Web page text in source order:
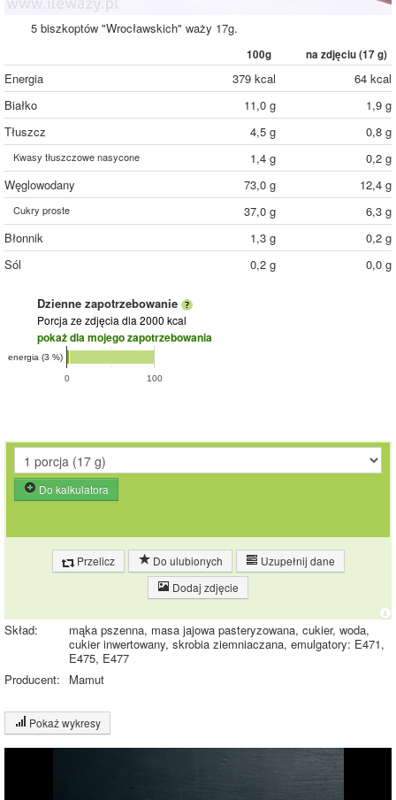
5 biszkoptów "Wrocławskich" waży 17g.
100g na zdjęciu (17g)
Energia 379 kcal
64 kcal
Białko
11,0 g
1,9 g
Tłuszcz
4,5 g 0,8 g
Kwasy tłuszczowe nasycone 1,4 g
0,2 g
Węglowodany
73,0 g 12,4 g
Cukry proste 37,0 g
6,3 g
Błonnik
1,3 g
0,2 g
Sól
0,2 g 0,0 g
Dzienne zapotrzebowanie
Porcja ze zdjęcia dla 2000 kcal
pokaż dla mojego zapotrzebowania
0 100
energia (3 %)
Do kalkulatora
Przelicz Do ulubionych
Uzupełnij dane
Dodaj zdjęcie
Skład:
mąka pszenna, masa jajowa pasteryzowana, cukier, woda,
cukier inwertowany, skrobia ziemniaczana, emulgatory: E471,
E475, E477
Producent:
Mamut
Pokaż wykresy
Wykres składu produktu